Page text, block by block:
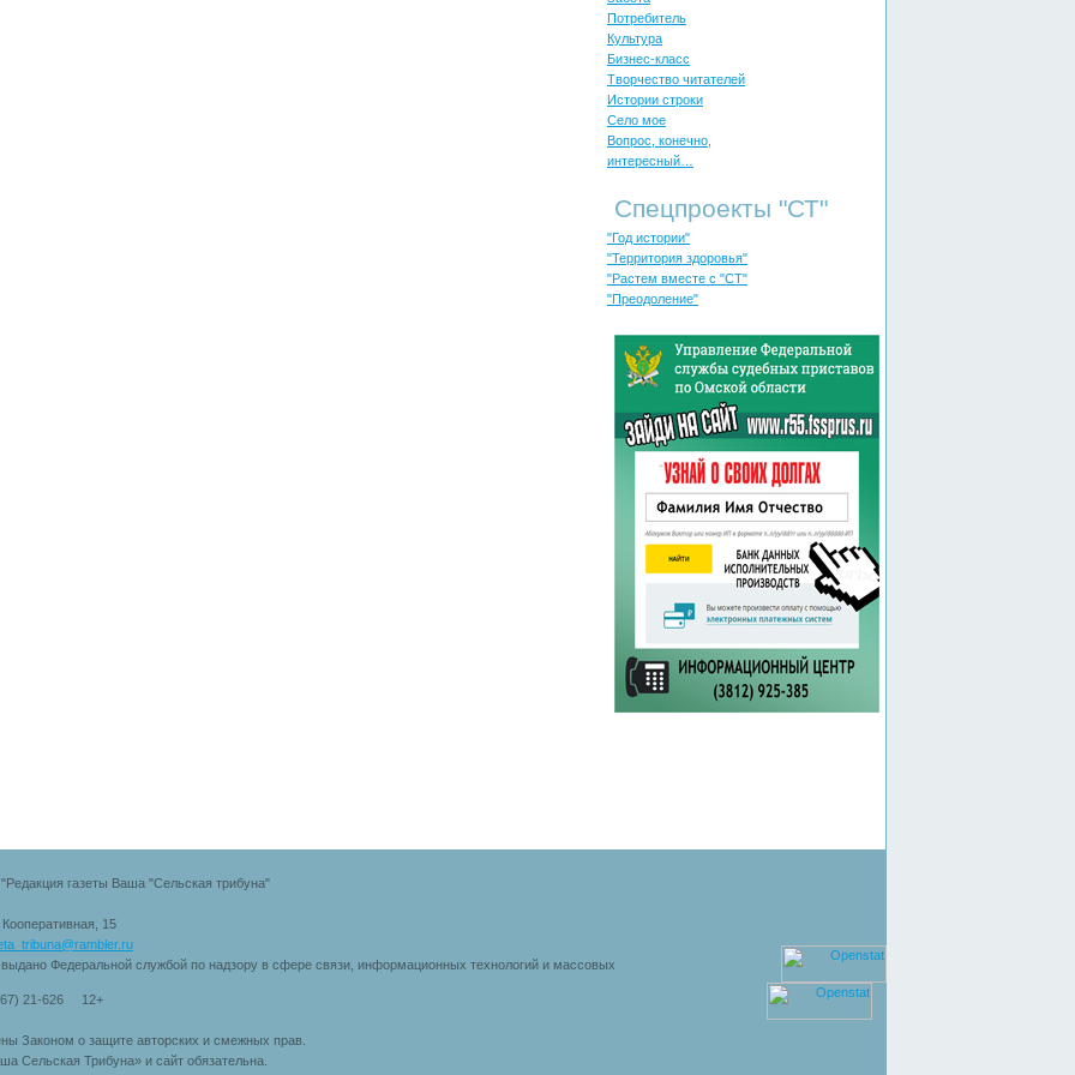
Потребитель
Культура
Бизнес-класс
Творчество читателей
Истории строки
Село мое
Вопрос, конечно,
интересный…
Спецпроекты "СТ"
"Год истории"
"Территория здоровья"
"Растем вместе с "СТ"
"Преодоление"
газеты Ваша "Сельская трибуна"
15
Федеральной службой по надзору в сфере связи, информационных технологий и массовых
21-626 12+
Законом о защите авторских и смежных прав.
Сельская Трибуна» и сайт обязательна.